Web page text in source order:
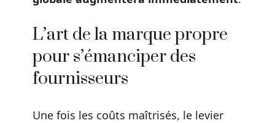
L’art de la marque propre
pour s’émanciper des
fournisseurs
Une fois les coûts maîtrisés, le levier